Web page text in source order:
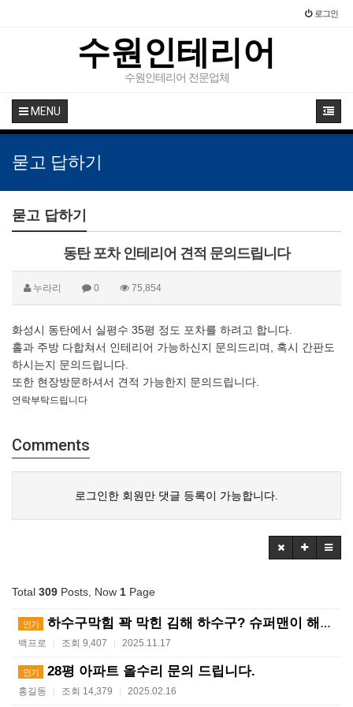
로그인
수원인테리어
수원인테리어 전문업체
MENU
묻고 답하기
묻고 답하기
동탄 포차 인테리어 견적 문의드립니다
누라리 0 75,854
화성시 동탄에서 실평수 35평 정도 포차를 하려고 합니다.
홀과 주방 다합쳐서 인테리어 가능하신지 문의드리며, 혹시 간판도
하시는지 문의드립니다.
또한 현장방문하셔서 견적 가능한지 문의드립니다.
연락부탁드립니다
Comments
로그인한 회원만 댓글 등록이 가능합니다.
Total 309 Posts, Now 1 Page
인기 하수구막힘 꽉 막힌 김해 하수구? 슈퍼맨이 해결사! ?…
백프로 | 조회 9,407 | 2025.11.17
인기 28평 아파트 올수리 문의 드립니다.
홍길동 | 조회 14,379 | 2025.02.16